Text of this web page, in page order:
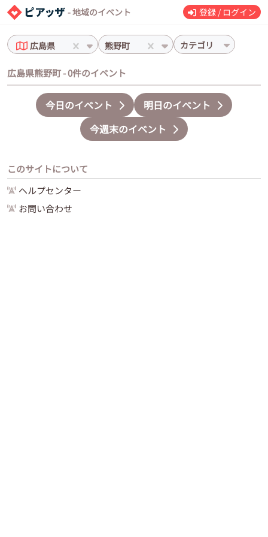
- 地域のイベント 登録 / ログイン
広島県 熊野町 カテゴリ
広島県熊野町 - 0件のイベント
今日のイベント
明日のイベント
今週末のイベント
このサイトについて
ヘルプセンター
お問い合わせ